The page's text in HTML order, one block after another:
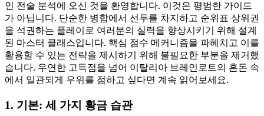
인 전술 분석에 오신 것을 환영합니다. 이것은 평범한 가이드
가 아닙니다. 단순한 병합에서 선두를 차지하고 순위표 상위권
을 석권하는 플레이로 여러분의 실력을 향상시키기 위해 설계
된 마스터 클래스입니다. 핵심 점수 메커니즘을 파헤치고 이를
활용할 수 있는 전략을 제시하기 위해 불필요한 부분을 제거했
습니다. 우연한 고득점을 넘어 이탈리아 브레인로트의 혼돈 속
에서 일관되게 우위를 점하고 싶다면 계속 읽어보세요.
1. 기본: 세 가지 황금 습관